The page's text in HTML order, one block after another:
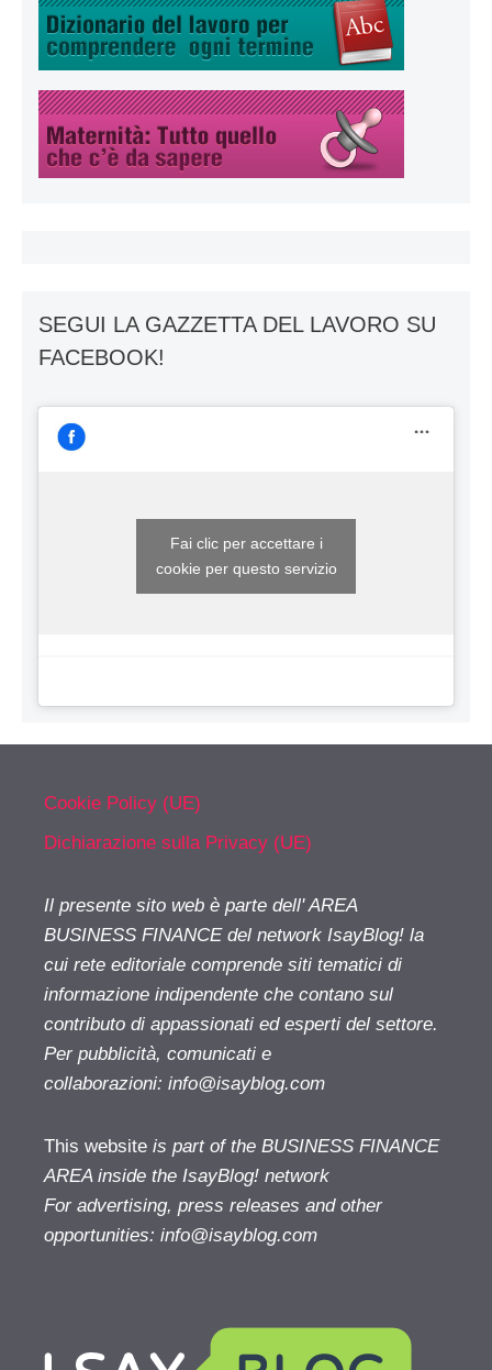
SEGUI LA GAZZETTA DEL LAVORO SU
FACEBOOK!
Fai clic per accettare i
cookie per questo servizio
Cookie Policy (UE)
Dichiarazione sulla Privacy (UE)
Il presente sito web è parte dell' AREA
BUSINESS FINANCE del network IsayBlog! la
cui rete editoriale comprende siti tematici di
informazione indipendente che contano sul
contributo di appassionati ed esperti del settore.
Per pubblicità, comunicati e
collaborazioni: info@isayblog.com
This website is part of the BUSINESS FINANCE
AREA inside the IsayBlog! network
For advertising, press releases and other
opportunities: info@isayblog.com